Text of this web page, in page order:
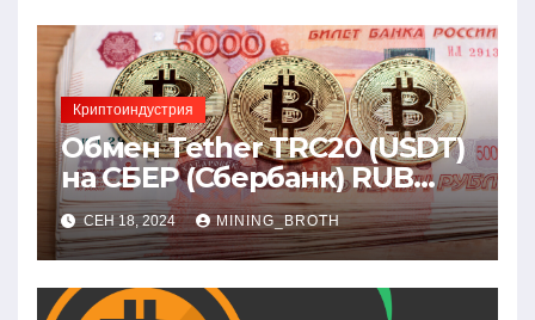
Криптоиндустрия
Обмен Tether TRC20 (USDT)
на СБЕР (Сбербанк) RUB
(рубли)
СЕН 18, 2024 MINING_BROTH